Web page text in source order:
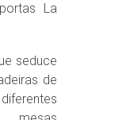
La
seduce
de